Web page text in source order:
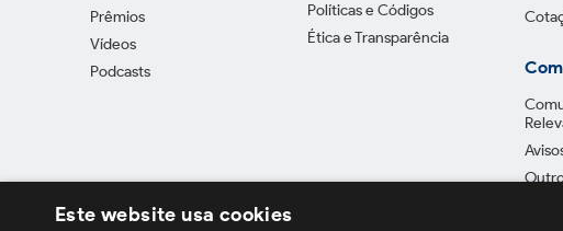
Prêmios
Vídeos
Podcasts
Políticas e Códigos
Ética e Transparência
Este website usa cookies